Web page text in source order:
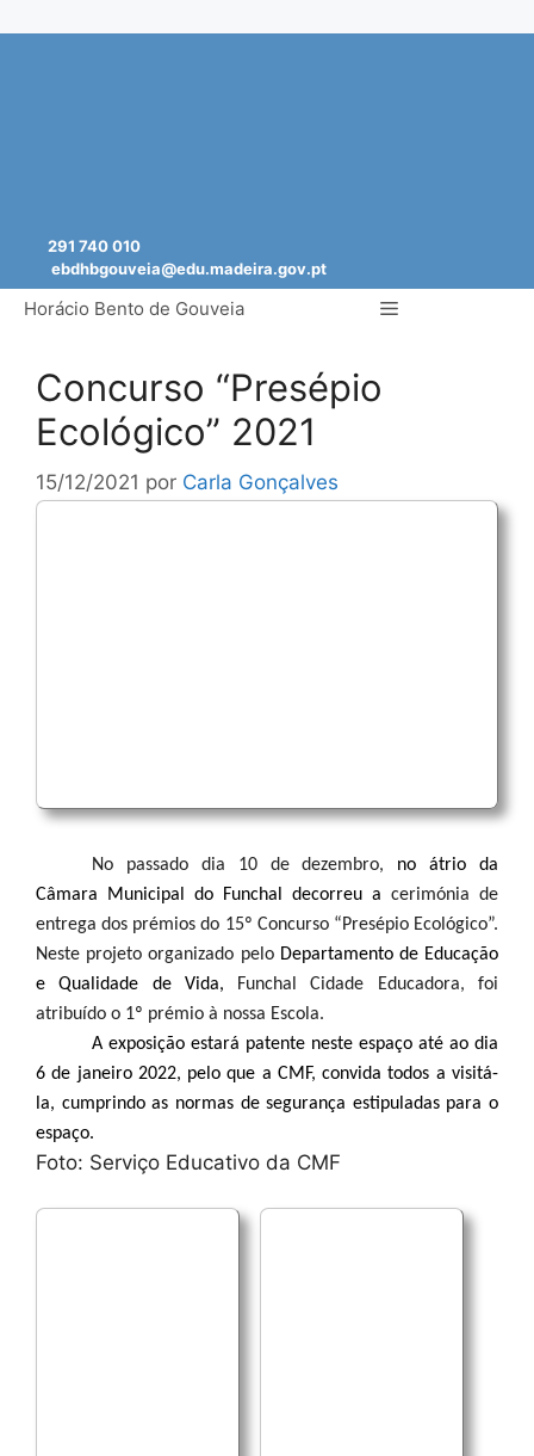
291 740 010
ebdhbgouveia@edu.madeira.gov.pt
Horácio Bento de Gouveia Menu
Concurso “Presépio
Ecológico” 2021
15/12/2021 por Carla Gonçalves
No passado dia 10 de dezembro, no átrio da
Câmara Municipal do Funchal decorreu a cerimónia de
entrega dos prémios do 15º Concurso “Presépio Ecológico”.
Neste projeto organizado pelo Departamento de Educação
e Qualidade de Vida,
Funchal Cidade Educadora, foi
atribuído o 1º prémio à nossa Escola.
A exposição estará patente neste espaço até ao dia
6 de janeiro 2022, pelo que a CMF, convida todos a visitá-
la, cumprindo as normas de segurança estipuladas para o
espaço.
Foto: Serviço Educativo da CMF